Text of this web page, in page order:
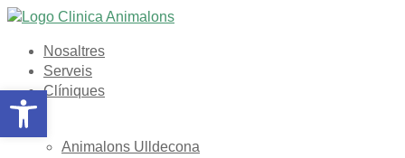
Vés
contingutNosaltres
Serveis
Clíniques
Animalons Ulldecona
Obre la barra d'eines